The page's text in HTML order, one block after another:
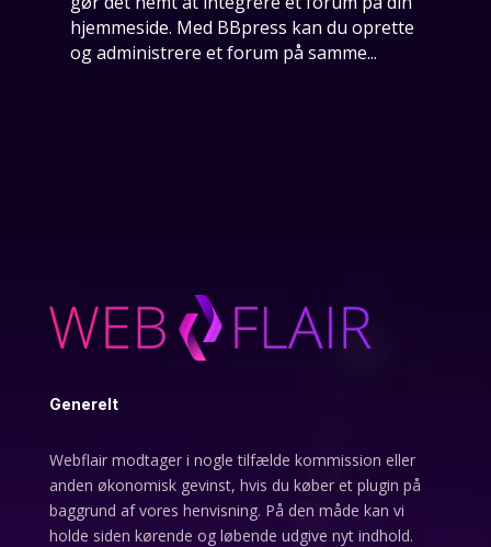
hjemmeside. Med BBpress kan du oprette
og administrere et forum på samme...
Generelt
Webflair modtager i nogle tilfælde kommission eller
anden økonomisk gevinst, hvis du køber et plugin på
baggrund af vores henvisning. På den måde kan vi
holde siden kørende og løbende udgive nyt indhold.